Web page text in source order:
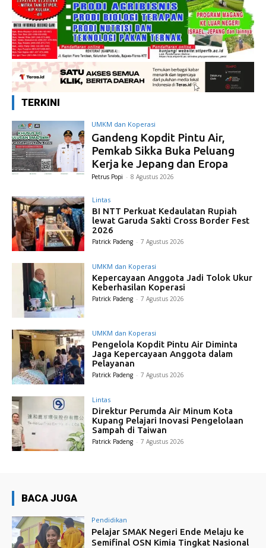
TERKINI
UMKM dan Koperasi
Gandeng Kopdit Pintu Air,
Pemkab Sikka Buka Peluang
Kerja ke Jepang dan Eropa
Petrus Popi - 8 Agustus 2026
Lintas
BI NTT Perkuat Kedaulatan Rupiah
lewat Garuda Sakti Cross Border Fest
2026
Patrick Padeng - 7 Agustus 2026
UMKM dan Koperasi
Kepercayaan Anggota Jadi Tolok Ukur
Keberhasilan Koperasi
Patrick Padeng - 7 Agustus 2026
UMKM dan Koperasi
Pengelola Kopdit Pintu Air Diminta
Jaga Kepercayaan Anggota dalam
Pelayanan
Patrick Padeng - 7 Agustus 2026
Lintas
Direktur Perumda Air Minum Kota
Kupang Pelajari Inovasi Pengelolaan
Sampah di Taiwan
Patrick Padeng - 7 Agustus 2026
BACA JUGA
Pendidikan
Pelajar SMAK Negeri Ende Melaju ke
Semifinal OSN Kimia Tingkat Nasional